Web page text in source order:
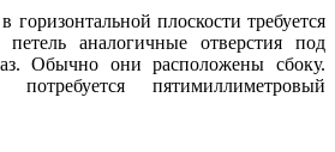
горизонтальной плоскости требуется
аналогичные отверстия под
Обычно они расположены сбоку.
пятимиллиметровый